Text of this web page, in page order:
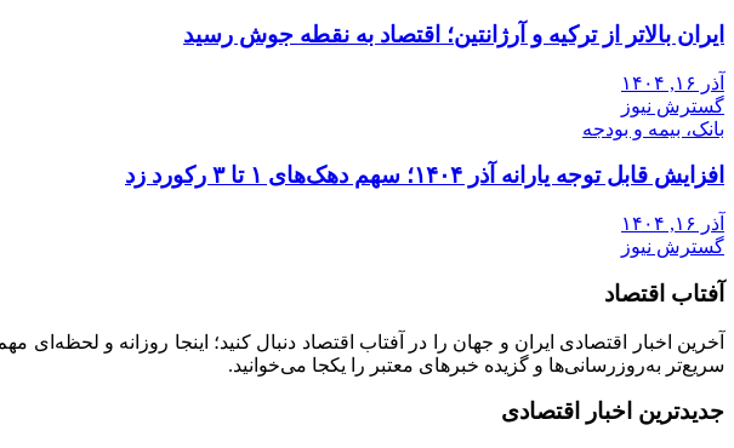
ایران بالاتر از ترکیه و آرژانتین؛ اقتصاد به نقطه جوش رسید
آذر ۱۶, ۱۴۰۴
گسترش نیوز
بانک، بیمه و بودجه
افزایش قابل توجه یارانه آذر ۱۴۰۴؛ سهم دهک‌های ۱ تا ۳ رکورد زد
آذر ۱۶, ۱۴۰۴
گسترش نیوز
آفتاب اقتصاد
آخرین اخبار اقتصادی ایران و جهان را در آفتاب اقتصاد دنبال کنید؛ اینجا روزانه و
سریع‌تر به‌روزرسانی‌ها و گزیده خبرهای معتبر را یکجا می‌خوانید.
جدیدترین اخبار اقتصادی